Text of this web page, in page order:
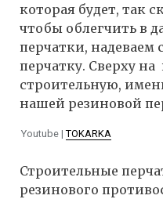
которая будет, так
чтобы облегчить в
перчатки, надеваем
перчатку. Сверху на
строительную,
нашей резиновой
Youtube | TOKARKA
Строительные
резинового